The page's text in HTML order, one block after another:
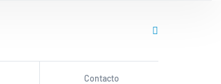
Contacto